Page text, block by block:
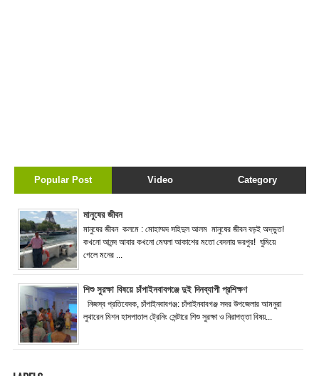
Popular Post Video Category
মানুষের জীবন
মানুষের জীবন কলমে : মোহাম্মদ সহিদুল আলম মানুষের জীবন বড়ই অদ্ভুত!
কখনো আনন্দ আবার কখনো মেঘলা আকাশের মতো বেদনায় ভরপুর! ঘুমিয়ে
গেলে মনের ...
শিশু সুরক্ষা বিষয়ে চাঁপাইনবাবগঞ্জে দুই দিনব্যাপী প্রশিক্ষণ
নিজস্ব প্রতিবেদক, চাঁপাইনবাবগঞ্জ: চাঁপাইনবাবগঞ্জ সদর উপজেলার আমনুরা
লুথারেন মিশন হাসপাতাল ট্রেনিং সেন্টারে শিশু সুরক্ষা ও নিরাপত্তা বিষয়...